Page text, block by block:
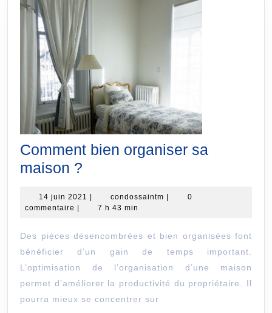
Comment bien organiser sa
maison ?
organiser
maison
?
14 juin 2021 14
juin
condossaintm condossaintm
0
commentaire
7 h 43 min
Des pièces désencombrées et bien organisées font
bénéficier d’un gain de temps important.
L’optimisation de l’organisation d’une maison
permet d’améliorer la productivité du propriétaire. Il
pourra mieux se concentrer sur